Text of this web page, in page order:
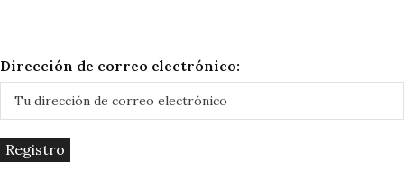
Dirección de correo electrónico: